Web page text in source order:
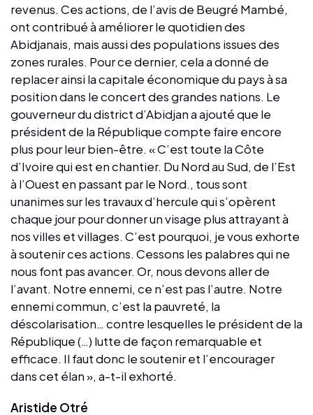
revenus. Ces actions, de l’avis de Beugré Mambé,
ont contribué à améliorer le quotidien des
Abidjanais, mais aussi des populations issues des
zones rurales. Pour ce dernier, cela a donné de
replacer ainsi la capitale économique du pays à sa
position dans le concert des grandes nations. Le
gouverneur du district d’Abidjan a ajouté que le
président de la République compte faire encore
plus pour leur bien-être. « C’est toute la Côte
d’Ivoire qui est en chantier. Du Nord au Sud, de l’Est
à l’Ouest en passant par le Nord., tous sont
unanimes sur les travaux d’hercule qui s’opèrent
chaque jour pour donner un visage plus attrayant à
nos villes et villages. C’est pourquoi, je vous exhorte
à soutenir ces actions. Cessons les palabres qui ne
nous font pas avancer. Or, nous devons aller de
l’avant. Notre ennemi, ce n’est pas l’autre. Notre
ennemi commun, c’est la pauvreté, la
déscolarisation… contre lesquelles le président de la
République (…) lutte de façon remarquable et
efficace. Il faut donc le soutenir et l’encourager
dans cet élan », a-t-il exhorté.
Aristide Otré